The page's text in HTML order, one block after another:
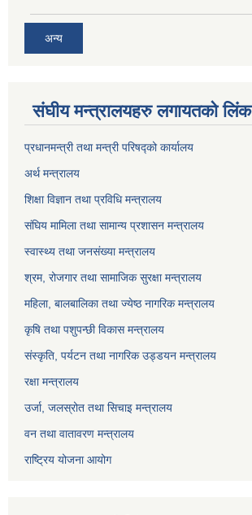
अन्य
संघीय मन्त्रालयहरु लगायतको लिंक
प्रधानमन्त्री तथा मन्त्री परिषद्को कार्यालय
अर्थ मन्त्रालय
शिक्षा विज्ञान तथा प्रविधि मन्त्रालय
संघिय मामिला तथा सामान्य प्रशासन मन्त्रालय
स्वास्थ्य तथा जनसंख्या मन्त्रालय
श्रम, रोजगार तथा सामाजिक सुरक्षा मन्त्रालय
महिला, बालबालिका तथा ज्येष्ठ नागरिक मन्त्रालय
कृषि तथा पशुपन्छी विकास मन्त्रालय
संस्कृति, पर्यटन तथा नागरिक उड्डयन मन्त्रालय
रक्षा मन्त्रालय
उर्जा, जलस्रोत तथा सिचाइ मन्त्रालय
वन तथा वातावरण मन्त्रालय
राष्ट्रिय योजना आयोग